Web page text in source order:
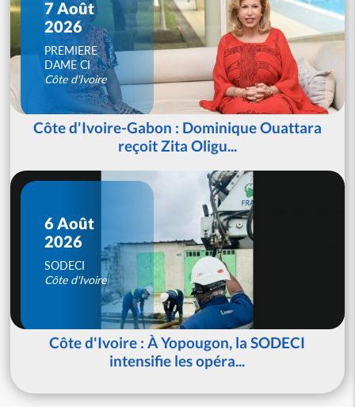
7 Août
2026
PREMIERE
DAME CI
Côte d'Ivoire
Côte d'Ivoire-Gabon : Dominique Ouattara
reçoit Zita Oligu...
6 Août
2026
SODECI
Côte d'Ivoire
Côte d'Ivoire : À Yopougon, la SODECI
intensifie les opéra...